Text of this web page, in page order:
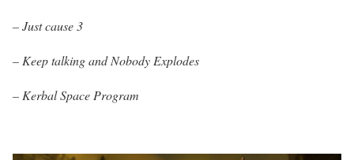
– Just cause 3
– Keep talking and Nobody Explodes
– Kerbal Space Program